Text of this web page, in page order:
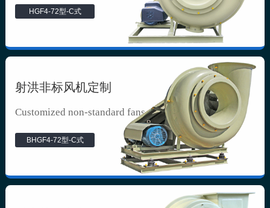
HGF4-72型-C式
射洪非标风机定制
Customized non-standard fans
BHGF4-72型-C式